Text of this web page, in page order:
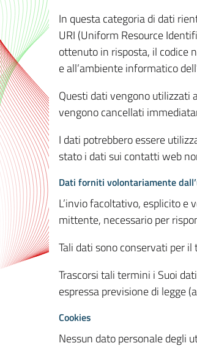
In questa categoria di dati
URI (Uniform Resource
ottenuto in risposta, il codice
e all’ambiente informatico
Questi dati vengono utilizzati
vengono cancellati
I dati potrebbero essere
stato i dati sui contatti web
Dati forniti volontariamente
L’invio facoltativo, esplicito e
mittente, necessario per
Tali dati sono conservati per
Trascorsi tali termini i Suoi
espressa previsione di legge
Cookies
Nessun dato personale degli